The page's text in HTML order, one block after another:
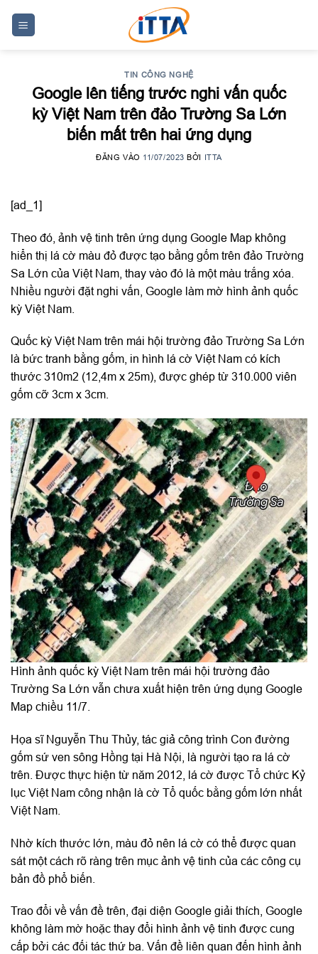
TIN CÔNG NGHỆ
Google lên tiếng trước nghi vấn quốc
kỳ Việt Nam trên đảo Trường Sa Lớn
biến mất trên hai ứng dụng
ĐĂNG VÀO 11/07/2023 BỞI ITTA
[ad_1]
Theo đó, ảnh vệ tinh trên ứng dụng Google Map không
hiển thị lá cờ màu đỏ được tạo bằng gốm trên đảo Trường
Sa Lớn của Việt Nam, thay vào đó là một màu trắng xóa.
Nhiều người đặt nghi vấn, Google làm mờ hình ảnh quốc
kỳ Việt Nam.
Quốc kỳ Việt Nam trên mái hội trường đảo Trường Sa Lớn
là bức tranh bằng gốm, in hình lá cờ Việt Nam có kích
thước 310m2 (12,4m x 25m), được ghép từ 310.000 viên
gốm cỡ 3cm x 3cm.
Hình ảnh quốc kỳ Việt Nam trên mái hội trường đảo
Trường Sa Lớn vẫn chưa xuất hiện trên ứng dụng Google
Map chiều 11/7.
Họa sĩ Nguyễn Thu Thủy, tác giả công trình Con đường
gốm sứ ven sông Hồng tại Hà Nội, là người tạo ra lá cờ
trên. Được thực hiện từ năm 2012, lá cờ được Tổ chức Kỷ
lục Việt Nam công nhận là cờ Tổ quốc bằng gốm lớn nhất
Việt Nam.
Nhờ kích thước lớn, màu đỏ nên lá cờ có thể được quan
sát một cách rõ ràng trên mục ảnh vệ tinh của các công cụ
bản đồ phổ biến.
Trao đổi về vấn đề trên, đại diện Google giải thích, Google
không làm mờ hoặc thay đổi hình ảnh vệ tinh được cung
cấp bởi các đối tác thứ ba. Vấn đề liên quan đến hình ảnh